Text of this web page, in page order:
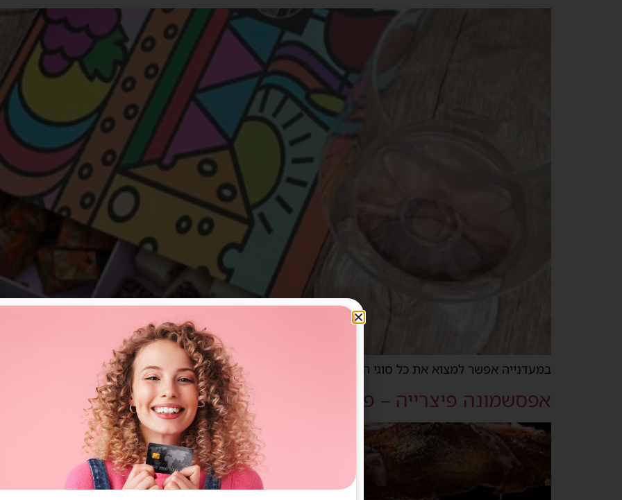
במעדנייה אפשר למצוא את כל סוגי הגבינות, יינות, מוצרי אפייה ובישול משלימים לחמים ממרחים וריבות
אפסשמונה פיצרייה – פרנדלי גן יבנה